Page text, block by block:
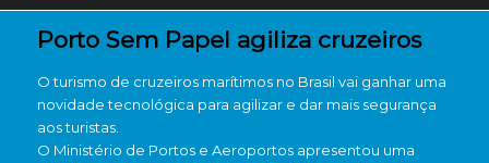
Porto Sem Papel agiliza cruzeiros
O turismo de cruzeiros marítimos no Brasil vai ganhar uma
novidade tecnológica para agilizar e dar mais segurança
aos turistas.
O Ministério de Portos e Aeroportos apresentou uma